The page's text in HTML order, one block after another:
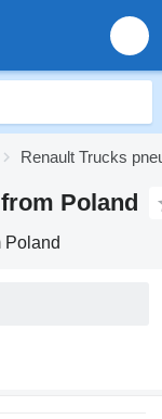
Renault Trucks
Poland
Poland